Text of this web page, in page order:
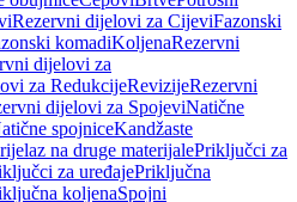
Rezervni dijelovi za CijeviFazonski
komadiKoljenaRezervni
dijelovi za
za RedukcijeRevizijeRezervni
dijelovi za SpojeviNatične
spojniceKandžaste
na druge materijalePriključci za
za uređajePriključna
koljenaSpojni